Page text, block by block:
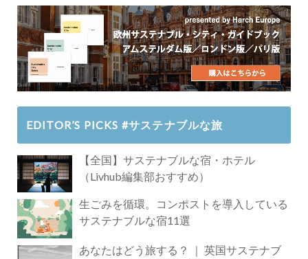
EDITOR’S PICKS #サステナブルな旅
【全国】サステナブルな宿・ホテル
（Livhub編集部おすすめ）
生ごみを循環。コンポストを導入している
サステナブルな宿11選
あなたはどう旅する？ ｜ 英国サステナブ